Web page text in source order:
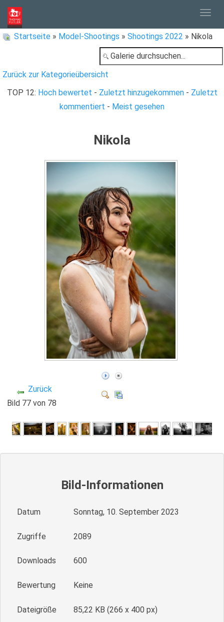
Startseite » Model-Shootings » Shootings 2022 » Nikola
Zurück zur Kategorieübersicht
TOP 12: Hoch bewertet - Zuletzt hinzugekommen- Zuletzt
kommentiert - Meist gesehen
Nikola
Zurück
Bild 77 von 78
Bild-Informationen
Datum Sonntag, 10. September 2023
Zugriffe 2089
Downloads 600
Bewertung Keine
Dateigröße 85,22 KB (266 x 400 px)